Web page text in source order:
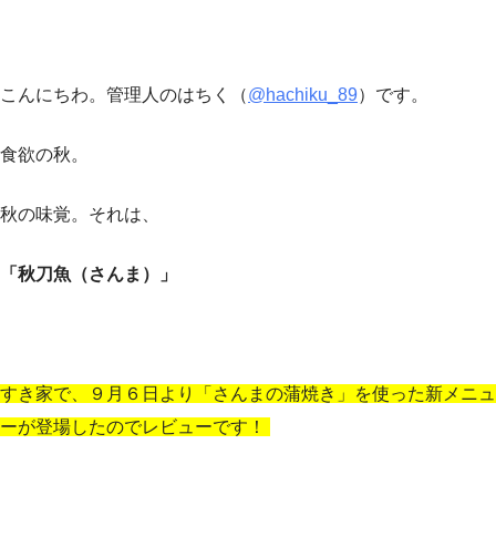
こんにちわ。管理人のはちく（@hachiku_89）です。
食欲の秋。
秋の味覚。それは、
「秋刀魚（さんま）」
すき家で、９月６日より「さんまの蒲焼き」を使った新メニュ
ーが登場したのでレビューです！